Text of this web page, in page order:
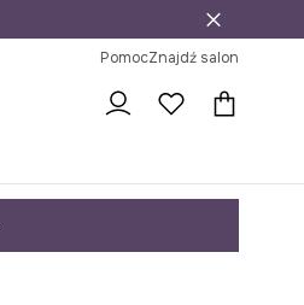
PomocZnajdź salon